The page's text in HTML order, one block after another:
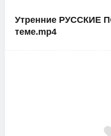
Утренние РУССКИЕ
теме.mp4